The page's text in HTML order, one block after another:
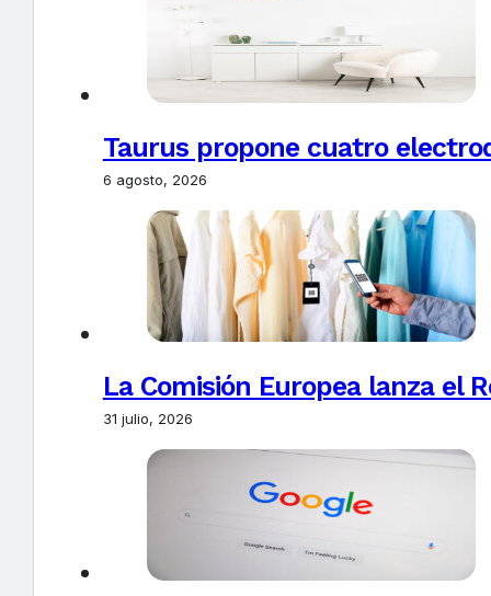
Taurus propone cuatro
6 agosto, 2026
La Comisión Europea lanza el
31 julio, 2026